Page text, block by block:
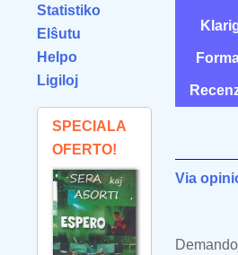
Statistiko
Elŝutu
Helpo
Ligiloj
SPECIALA
OFERTO!
Via